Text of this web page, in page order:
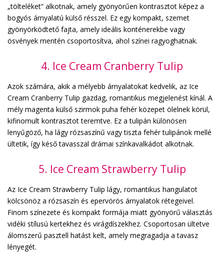
„tölteléket” alkotnak, amely gyönyörűen kontrasztot képez a
bogyós árnyalatú külső résszel. Ez egy kompakt, szemet
gyönyörködtető fajta, amely ideális konténerekbe vagy
ösvények mentén csoportosítva, ahol színei ragyoghatnak.
4. Ice Cream Cranberry Tulip
Azok számára, akik a mélyebb árnyalatokat kedvelik, az Ice
Cream Cranberry Tulip gazdag, romantikus megjelenést kínál. A
mély magenta külső szirmok puha fehér közepet ölelnek körül,
kifinomult kontrasztot teremtve. Ez a tulipán különösen
lenyűgöző, ha lágy rózsaszínű vagy tiszta fehér tulipánok mellé
ültetik, így késő tavasszal drámai színkavalkádot alkotnak.
5. Ice Cream Strawberry Tulip
Az Ice Cream Strawberry Tulip lágy, romantikus hangulatot
kölcsönöz a rózsaszín és epervörös árnyalatok rétegeivel.
Finom színezete és kompakt formája miatt gyönyörű választás
vidéki stílusú kertekhez és virágdíszekhez. Csoportosan ültetve
álomszerű pasztell hatást kelt, amely megragadja a tavasz
lényegét.